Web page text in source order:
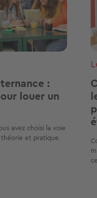
:
louer un
avez choisi la voie
et pratique